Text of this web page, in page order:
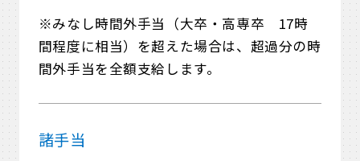
※みなし時間外手当（大卒・高専卒 17時
間程度に相当）を超えた場合は、超過分の時
間外手当を全額支給します。
諸手当